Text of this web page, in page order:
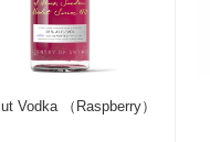
Vodka （Raspberry）